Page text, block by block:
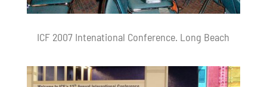
ICF 2007 Intenational Conference. Long Beach